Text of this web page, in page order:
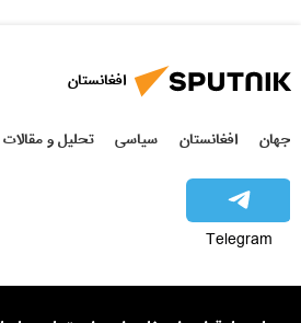
افغانستان
جهان افغانستان سیاسی تحلیل و مقالات
Telegram